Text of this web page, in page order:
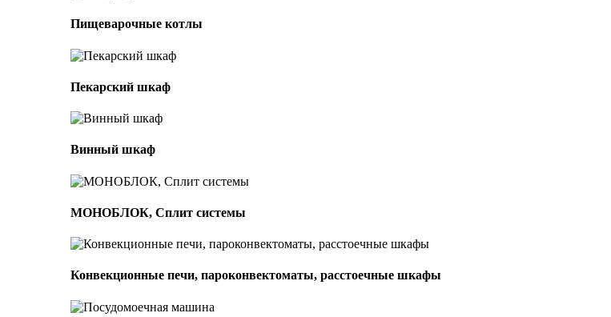
Пищеварочные котлы
Пекарский шкаф
Винный шкаф
МОНОБЛОК, Сплит системы
Конвекционные печи, пароконвектоматы, расстоечные шкафы